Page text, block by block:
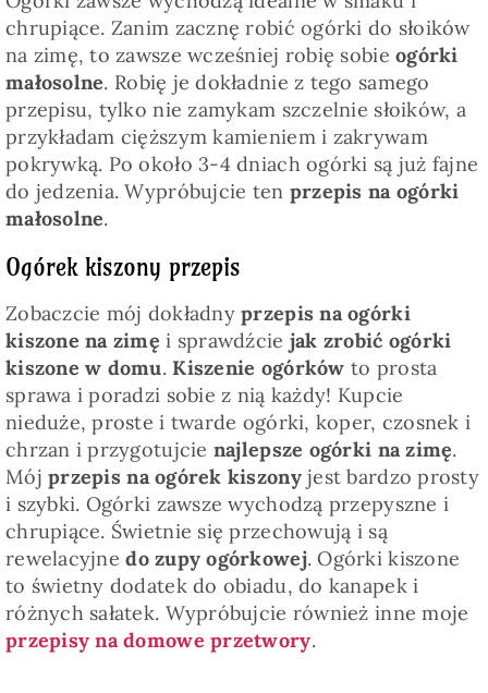
chrupiące. Zanim zacznę robić ogórki do słoików
na zimę, to zawsze wcześniej robię sobieogórki
małosolne. Robię je dokładnie z tego samego
przepisu, tylko nie zamykam szczelnie słoików, a
przykładam cięższym kamieniem i zakrywam
pokrywką. Po około 3-4 dniach ogórki są już fajne
do jedzenia. Wypróbujcie ten przepis na ogórki
małosolne.
Ogórek kiszony przepis
Zobaczcie mój dokładnyprzepis na ogórki
kiszone na zimę i sprawdźcie jak zrobić ogórki
kiszone w domu. Kiszenie ogórków to prosta
sprawa i poradzi sobie z nią każdy! Kupcie
nieduże, proste i twarde ogórki, koper, czosnek i
chrzan i przygotujcie najlepsze ogórki na zimę.
Mójprzepis na ogórek kiszonyjest bardzo prosty
i szybki. Ogórki zawsze wychodzą przepyszne i
chrupiące. Świetnie się przechowują i są
rewelacyjnedo zupy ogórkowej. Ogórki kiszone
to świetny dodatek do obiadu, do kanapek i
różnych sałatek. Wypróbujcie również inne moje
przepisy na domowe przetwory.